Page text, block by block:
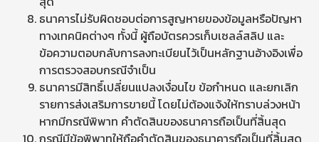
ธนาคารไม่รับผิดชอบต่อการสูญหายของข้อมูลหรือปัญหา
ทางเทคนิคต่างๆ ทั้งนี้ ผู้ถือบัตรควรเก็บเซลล์สลิป และ
ข้อความตอบกลับการลงทะเบียนไว้เป็นหลักฐานอ้างอิงเพื่อ
การตรวจสอบกรณีจำเป็น
ธนาคารมีสิทธิ์เปลี่ยนแปลงเงื่อนไข ข้อกำหนด และยกเลิก
รายการส่งเสริมการขายนี้ โดยไม่ต้องแจ้งให้ทราบล่วงหน้า
หากมีกรณีพิพาท คำตัดสินของธนาคารถือเป็นที่สิ้นสุด
กรณีมีข้อพิพาทให้ถือคำตัดสินของธนาคารถือเป็นที่สิ้นสุด